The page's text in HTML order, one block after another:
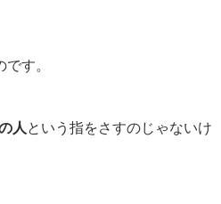
す。
人という指をさすのじゃないけ